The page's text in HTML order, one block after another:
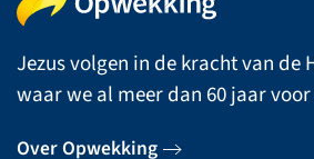
Jezus volgen in de kracht van de
waar we al meer dan 60 jaar
Over Opwekking